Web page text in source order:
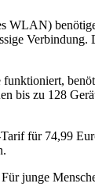
WLAN)
bis zu 128
für 74,99
junge